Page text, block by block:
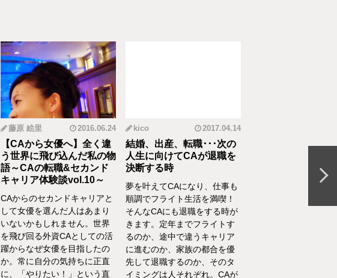
藤原 絵里 2016.06.24
【CAから女優へ】全く違
う世界に飛び込んだ私の物
語～CAの転職&セカンド
キャリア体験談vol.10～
CAからのセカンドキャリアと
して女優を選んだ人はあまり
いないかもしれません。世界
を飛び回る外資CAとしての活
躍からなぜ女優を目指したの
か。常に自分の気持ちに正直
に、「やりたい！」という直
kico 2017.04.14
結婚、出産、転職･･･次の
人生に向けてCAが退職を
決断する時
夢を叶えてCAになり、仕事も
順調でフライト生活を満喫！
そんなCAにも退職をする時が
きます。定年までフライトす
るのか、途中で違うキャリア
に進むのか、家族の都合を優
先して退職するのか、そのタ
イミングは人それぞれ。CAが
元CAの育児論！離
間を持ちたいをCA